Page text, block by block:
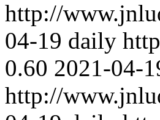
http://
04-19 daily
0.60 2021-04-
http://